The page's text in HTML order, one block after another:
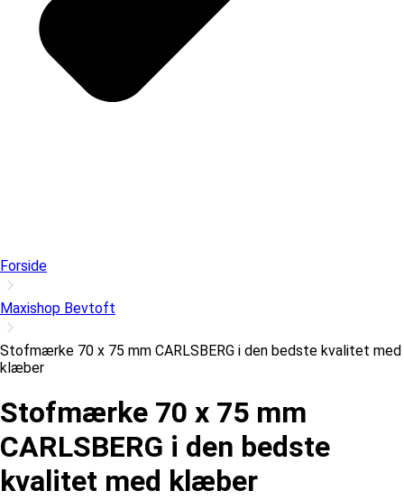
Forside
Maxishop Bevtoft
Stofmærke 70 x 75 mm CARLSBERG i den bedste kvalitet med
klæber
Stofmærke 70 x 75 mm
CARLSBERG i den bedste
kvalitet med klæber